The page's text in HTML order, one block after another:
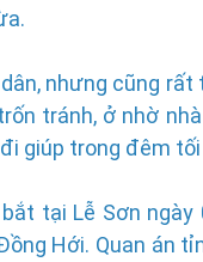
nhưng cũng
tránh, ở nhờ
giúp trong đêm
tại Lễ Sơn
Hới. Quan án